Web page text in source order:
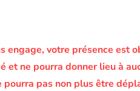
engage, votre présence est
et ne pourra donner lieu à
pourra pas non plus être